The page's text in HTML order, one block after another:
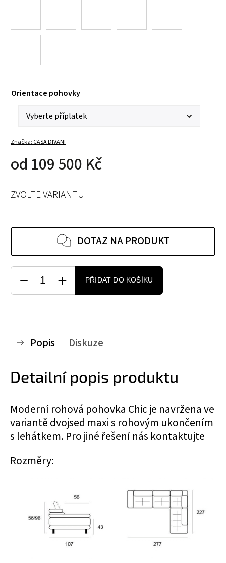
Orientace pohovky
Značka: CASA DIVANI
od 109 500 Kč
ZVOLTE VARIANTU
DOTAZ NA PRODUKT
PŘIDAT DO KOŠÍKU
Popis Diskuze
Detailní popis produktu
Moderní rohová pohovka Chic je navržena ve
variantě dvojsed maxi s rohovým ukončením
s lehátkem. Pro jiné řešení nás kontaktujte
Rozměry: